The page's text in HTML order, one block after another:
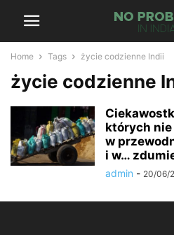
Home Tags życie codzienne Indii
życie codzienne
których
w
i w…
admin - 20/06/